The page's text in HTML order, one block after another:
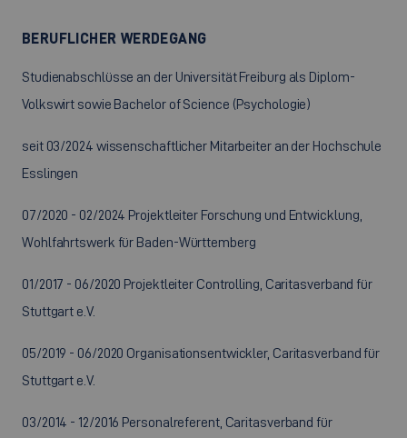
BERUFLICHER WERDEGANG
Studienabschlüsse an der Universität Freiburg als Diplom-
Volkswirt sowie Bachelor of Science (Psychologie)
seit 03/2024 wissenschaftlicher Mitarbeiter an der Hochschule
Esslingen
07/2020 - 02/2024 Projektleiter Forschung und Entwicklung,
Wohlfahrtswerk für Baden-Württemberg
01/2017 - 06/2020 Projektleiter Controlling, Caritasverband für
Stuttgart e.V.
05/2019 - 06/2020 Organisationsentwickler, Caritasverband für
Stuttgart e.V.
03/2014 - 12/2016 Personalreferent, Caritasverband für